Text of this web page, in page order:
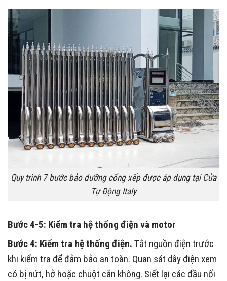
Quy trình 7 bước bảo dưỡng cổng xếp được áp dụng tại Cửa
Tự Động Italy
Bước 4-5: Kiểm tra hệ thống điện và motor
Bước 4: Kiểm tra hệ thống điện. Tắt nguồn điện trước
khi kiểm tra để đảm bảo an toàn. Quan sát dây điện xem
có bị nứt, hở hoặc chuột cắn không. Siết lại các đầu nối